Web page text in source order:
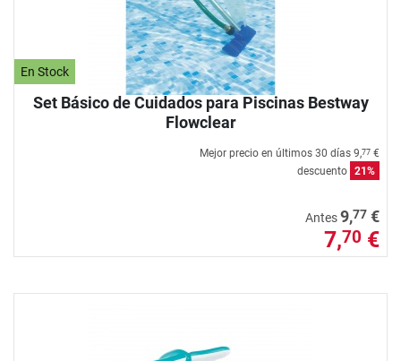
En Stock
Set Básico de Cuidados para Piscinas Bestway
Flowclear
Mejor precio en últimos 30 días 9,77 €
descuento 21%
Antes9,77 €
7,70 €